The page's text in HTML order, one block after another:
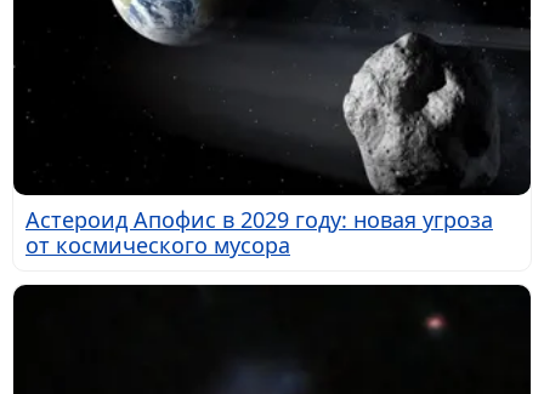
Астероид Апофис в 2029 году: новая угроза
от космического мусора